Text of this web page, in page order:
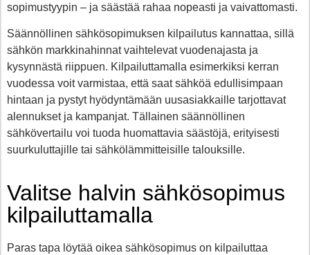
sopimustyypin – ja säästää rahaa nopeasti ja vaivattomasti.
Säännöllinen sähkösopimuksen kilpailutus kannattaa, sillä
sähkön markkinahinnat vaihtelevat vuodenajasta ja
kysynnästä riippuen. Kilpailuttamalla esimerkiksi kerran
vuodessa voit varmistaa, että saat sähköä edullisimpaan
hintaan ja pystyt hyödyntämään uusasiakkaille tarjottavat
alennukset ja kampanjat. Tällainen säännöllinen
sähkövertailu voi tuoda huomattavia säästöjä, erityisesti
suurkuluttajille tai sähkölämmitteisille talouksille.
Valitse halvin sähkösopimus
kilpailuttamalla
Paras tapa löytää oikea sähkösopimus on kilpailuttaa